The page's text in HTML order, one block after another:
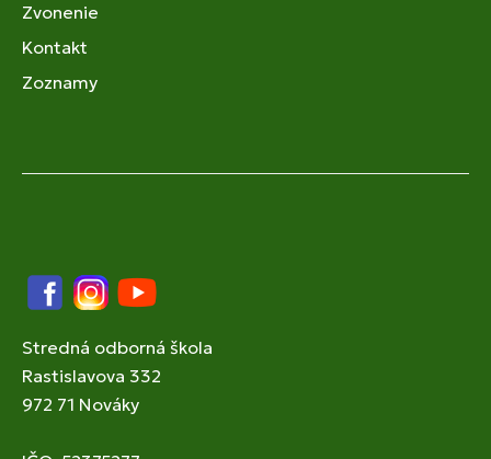
Zvonenie
Kontakt
Zoznamy
FacebookInstagram
YouTube
Stredná odborná škola
Rastislavova 332
972 71 Nováky